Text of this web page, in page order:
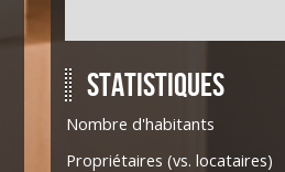
Statistiques
Nombre d'habitants
Propriétaires (vs. locataires)